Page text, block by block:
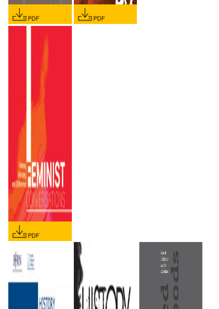
REGIONAL MEDIA
RADOVAN
REGIONAL MEDIA
COVERAGE OF
RADOVAN